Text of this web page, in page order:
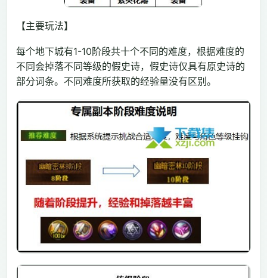
【主要玩法】
每个地下城有1-10阶段共十个不同的难度，根据难度的
不同会掉落不同等级的假史诗，假史诗仅具有原史诗的
部分词条。不同难度所获取的经验量没有区别。